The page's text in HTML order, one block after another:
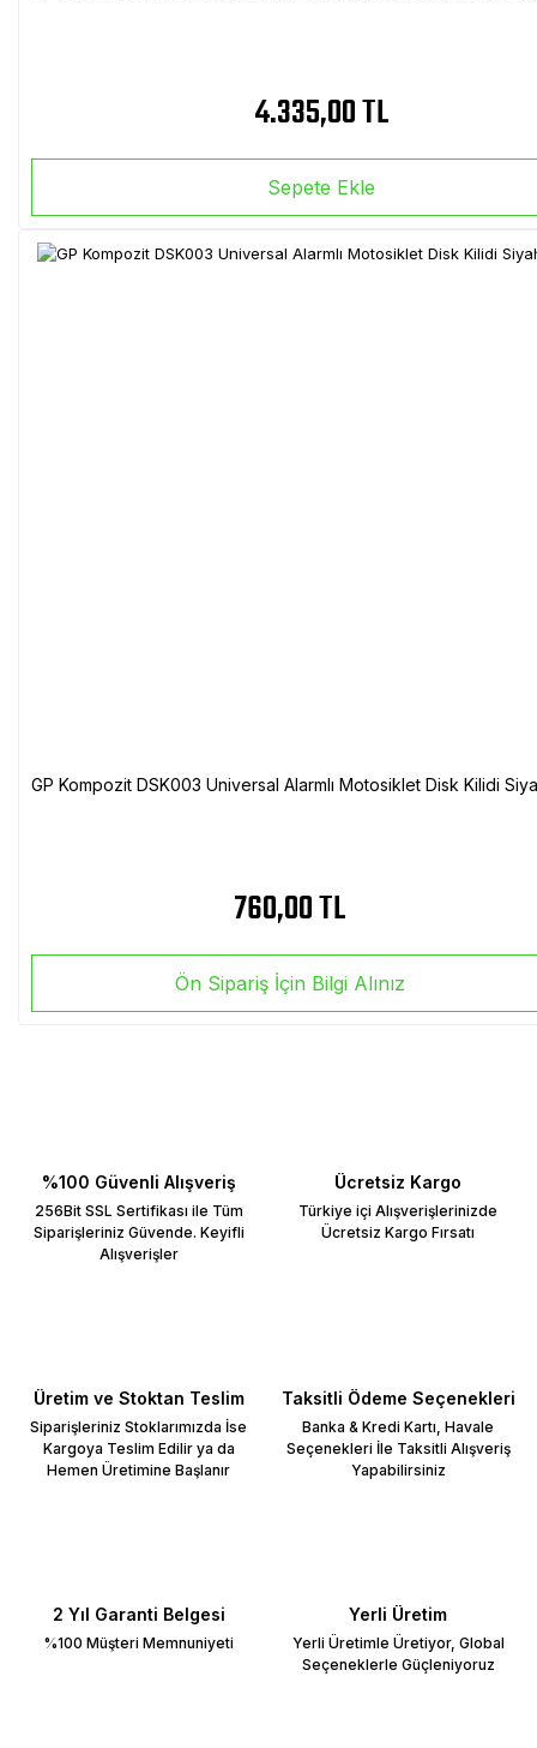
4.335,00 TL
Sepete Ekle
GP Kompozit DSK003 Universal Alarmlı Motosiklet Disk Kilidi
760,00 TL
Ön Sipariş İçin Bilgi Alınız
%100 Güvenli Alışveriş
256Bit SSL Sertifikası ile Tüm
Siparişleriniz Güvende. Keyifli
Alışverişler
Ücretsiz Kargo
Türkiye içi Alışverişlerinizde
Ücretsiz Kargo Fırsatı
Üretim ve Stoktan Teslim
Siparişleriniz Stoklarımızda İse
Kargoya Teslim Edilir ya da
Hemen Üretimine Başlanır
Taksitli Ödeme Seçenekleri
Banka & Kredi Kartı, Havale
Seçenekleri İle Taksitli Alışveriş
Yapabilirsiniz
2 Yıl Garanti Belgesi
%100 Müşteri Memnuniyeti
Yerli Üretim
Yerli Üretimle Üretiyor, Global
Seçeneklerle Güçleniyoruz